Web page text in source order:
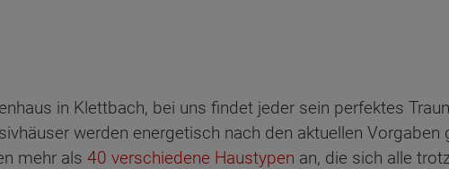
in Klettbach, bei uns findet jeder sein perfektes
werden energetisch nach den aktuellen Vorgaben
mehr als 40 verschiedene Haustypen an, die sich alle